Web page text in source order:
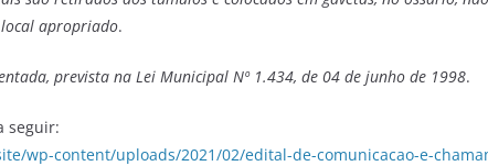
apropriado.
prevista na Lei Municipal Nº 1.434, de 04 de junho de 1998.
seguir:
wp-content/uploads/2021/02/edital-de-comunicacao-e-